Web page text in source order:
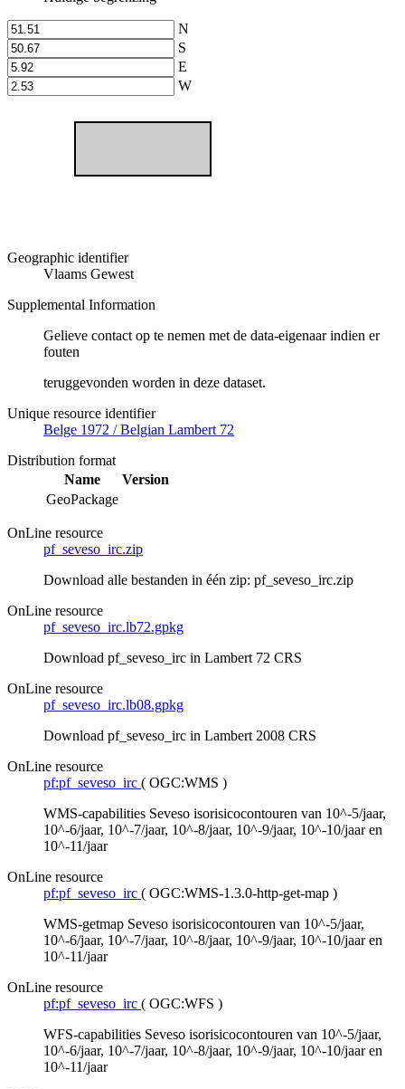
N
S
E
W
Geographic identifier
Vlaams Gewest
Supplemental Information
Gelieve contact op te nemen met de data-eigenaar indien er
fouten
teruggevonden worden in deze dataset.
Unique resource identifier
Belge 1972 / Belgian Lambert 72
Distribution format
Name
Version
GeoPackage
OnLine resource
pf_seveso_irc.zip
Download alle bestanden in één zip: pf_seveso_irc.zip
OnLine resource
pf_seveso_irc.lb72.gpkg
Download pf_seveso_irc in Lambert 72 CRS
OnLine resource
pf_seveso_irc.lb08.gpkg
Download pf_seveso_irc in Lambert 2008 CRS
OnLine resource
pf:pf_seveso_irc ( OGC:WMS )
WMS-capabilities Seveso isorisicocontouren van 10^-5/jaar,
10^-6/jaar, 10^-7/jaar, 10^-8/jaar, 10^-9/jaar, 10^-10/jaar en
10^-11/jaar
OnLine resource
pf:pf_seveso_irc ( OGC:WMS-1.3.0-http-get-map )
WMS-getmap Seveso isorisicocontouren van 10^-5/jaar,
10^-6/jaar, 10^-7/jaar, 10^-8/jaar, 10^-9/jaar, 10^-10/jaar en
10^-11/jaar
OnLine resource
pf:pf_seveso_irc ( OGC:WFS )
WFS-capabilities Seveso isorisicocontouren van 10^-5/jaar,
10^-6/jaar, 10^-7/jaar, 10^-8/jaar, 10^-9/jaar, 10^-10/jaar en
10^-11/jaar